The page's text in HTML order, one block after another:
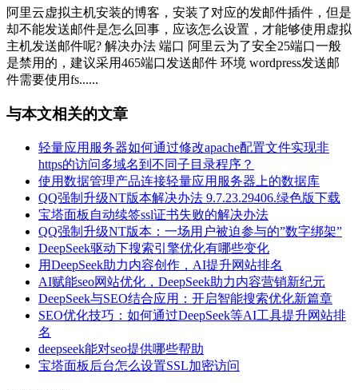
阿里云虚拟主机安装的博客，安装了对应的发邮件插件，但是
却不能发送邮件是怎么回事，应该怎么设置，才能够使用虚拟
主机发送邮件呢? 解决办法 端口 阿里云为了安全25端口一般
是禁用的，建议采用465端口发送邮件 环境 wordpress发送邮
件需要使用fs......
与本文相关的文章
轻量应用服务器如何通过修改apache配置文件实现非
https的访问多域名到不同子目录程序？
使用数据管理产品连接轻量应用服务器上的数据库
QQ强制升级NT版本解决办法 9.7.23.29406.绿色版下载
宝塔面板自动续签ssl证书失败的解决办法
QQ强制升级NT版本：一场用户被迫参与的”数字绑架”
DeepSeek驱动下搜索引擎优化有哪些变化
用DeepSeek助力内容创作，AI提升网站排名
AI赋能seo网站优化，DeepSeek助力内容营销新纪元
DeepSeek与SEO结合应用：开启智能搜索优化新篇章
SEO优化技巧：如何通过DeepSeek等AI工具提升网站排
名
deepseek能对seo提供哪些帮助
宝塔面板后台怎么设置SSL加密访问